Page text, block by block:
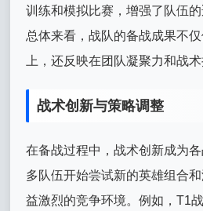
训练和模拟比赛，增强了队伍的
总体来看，战队的备战成果不
上，还反映在团队凝聚力和战
战术创新与策略调整
在备战过程中，战术创新成为
多队伍开始尝试新的英雄组合
益激烈的竞争环境。例如，T1